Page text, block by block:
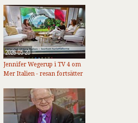
2026-05-20
Jennifer Wegerup i TV 4 om
Mer Italien - resan fortsätter